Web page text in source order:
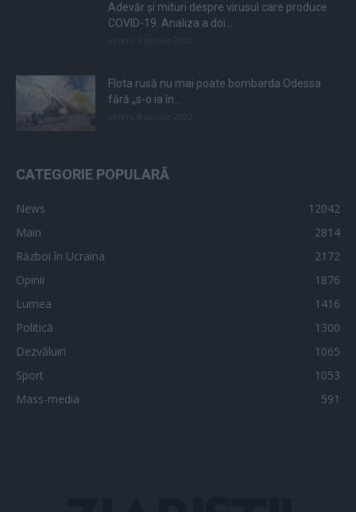
Adevăr și mituri despre virusul care produce
COVID-19. Analiza a doi...
Flota rusă nu mai poate bombarda Odessa
fără „s-o ia în...
CATEGORIE POPULARĂ
News
12042
Main
2814
Război în Ucraina
2172
Opinii
1876
Lumea
1416
Politică
1300
Dezvăluiri
1065
Sport
1053
Mass-media
591